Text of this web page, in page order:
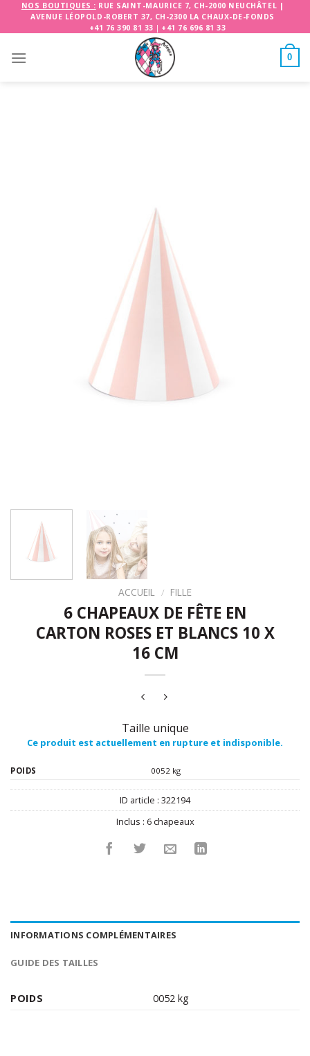
NOS BOUTIQUES : RUE SAINT-MAURICE 7, CH-2000 NEUCHÂTEL |
AVENUE LÉOPOLD-ROBERT 37, CH-2300 LA CHAUX-DE-FONDS
+41 76 390 81 33 | +41 76 696 81 33
0
ACCUEIL / FILLE
6 CHAPEAUX DE FÊTE EN
CARTON ROSES ET BLANCS 10 X
16 CM
Taille unique
Ce produit est actuellement en rupture et indisponible.
POIDS 0052 kg
ID article : 322194
Inclus : 6 chapeaux
INFORMATIONS COMPLÉMENTAIRES
GUIDE DES TAILLES
POIDS 0052 kg